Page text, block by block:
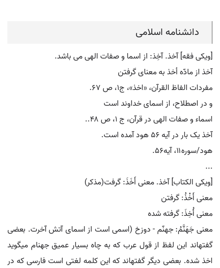
دانشنامه اسلامی
[ویکی فقه] آخذ. آخِذ: از اسما و صفات الهی می باشد.
آخذ از مادّه أخذ به معنای گرفتن
مفردات الفاظ القرآن، «اخذ»، ج۱، ص ۶۷.
و در اصطلاح، از اسمای خداوند است
اسماء و صفات الهی در قرآن، ج ۱، ص ۴۸..
آخذ یک بار در آیه ۵۶ هود آمده است.
هود/سوره۱۱، آیه۵۶.
...
[ویکی الکتاب] آخذ. معنی أَخَذَ: گرفت(مذکر)
معنی أَخْذُ: گرفتن
معنی أُخِذَ: گرفته شده
معنی جَهَنَّمُ: جهنّم - دوزخ (اسمی است از اسمای آتش آخرت. بعضی
گفتهاند این لفظ از قول عرب که به چاه بسیار عمیق جهنام میگوید
اخذ شده. بعضی دیگر گفتهاند که این کلمه لغتی است فارسی که در